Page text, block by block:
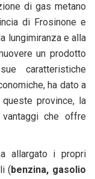
di gas metano
di Frosinone e
lungimiranza e alla
un prodotto
caratteristiche
ha dato a
province, la
che offre
allargato i propri
(benzina, gasolio